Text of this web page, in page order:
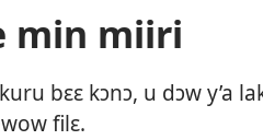
min miiri
bɛɛ kɔnɔ, u dɔw y’a
filɛ.